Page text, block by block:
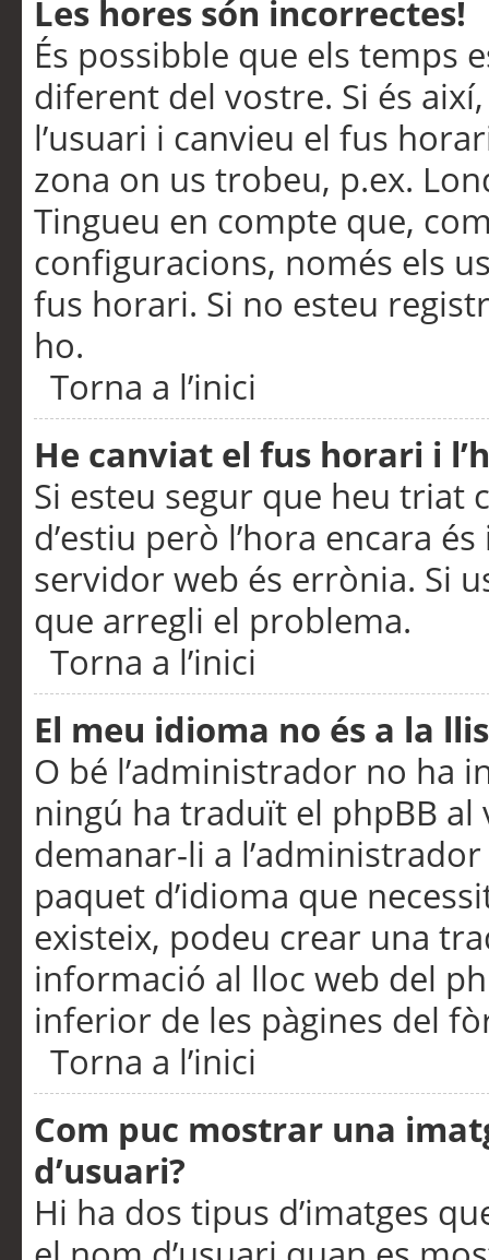
Les hores són incorrectes!
És possibble que els temps
diferent del vostre. Si és
l’usuari i canvieu el fus
zona on us trobeu, p.ex.
Tingueu en compte que,
configuracions, només els
fus horari. Si no esteu
ho.
Torna a l’inici
He canviat el fus horari i
Si esteu segur que heu triat
d’estiu però l’hora encara
servidor web és errònia. Si
que arregli el problema.
Torna a l’inici
El meu idioma no és a la
O bé l’administrador no ha
ningú ha traduït el phpBB
demanar-li a
paquet d’idioma que
existeix, podeu crear una
informació al lloc web del
inferior de les pàgines del
Torna a l’inici
Com puc mostrar una
d’usuari?
Hi ha dos tipus d’imatges